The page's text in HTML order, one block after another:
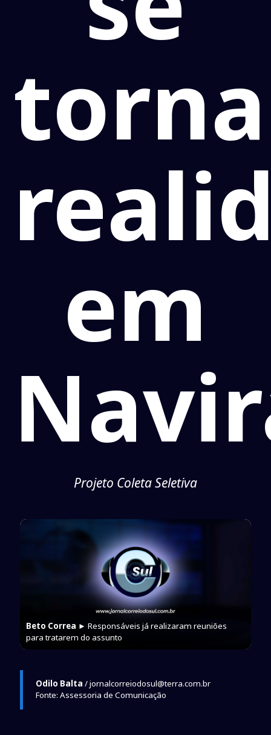
em
Projeto Coleta Seletiva
Beto Correa ► Responsáveis já realizaram reuniões
para tratarem do assunto
Odilo Balta / jornalcorreiodosul@terra.com.br
Fonte: Assessoria de Comunicação